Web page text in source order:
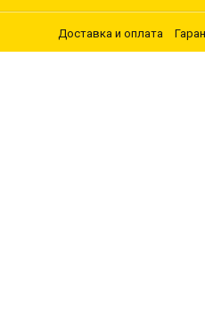
Доставка и оплата